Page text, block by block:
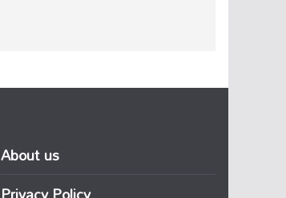
About us